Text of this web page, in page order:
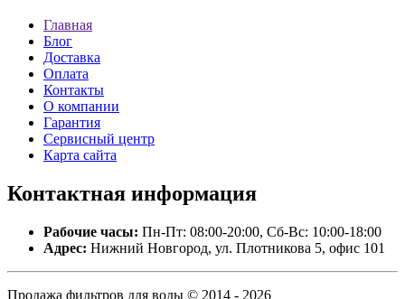
Главная
Блог
Доставка
Оплата
Контакты
О компании
Гарантия
Сервисный центр
Карта сайта
Контактная информация
Рабочие часы: Пн-Пт: 08:00-20:00, Сб-Вс: 10:00-18:00
Адрес: Нижний Новгород, ул. Плотникова 5, офис 101
Продажа фильтров для воды © 2014 - 2026